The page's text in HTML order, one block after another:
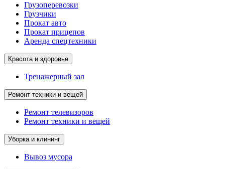
Грузоперевозки
Грузчики
Прокат авто
Прокат прицепов
Аренда спецтехники
Красота и здоровье
Тренажерный зал
Ремонт техники и вещей
Ремонт телевизоров
Ремонт техники и вещей
Уборка и клининг
Вывоз мусора